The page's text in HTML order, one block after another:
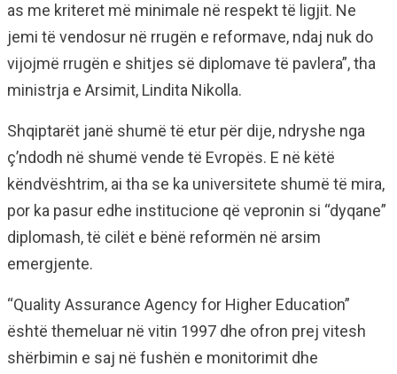
as me kriteret më minimale në respekt të ligjit. Ne
jemi të vendosur në rrugën e reformave, ndaj nuk do
vijojmë rrugën e shitjes së diplomave të pavlera”, tha
ministrja e Arsimit, Lindita Nikolla.
Shqiptarët janë shumë të etur për dije, ndryshe nga
ç’ndodh në shumë vende të Evropës. E në këtë
këndvështrim, ai tha se ka universitete shumë të mira,
por ka pasur edhe institucione që vepronin si “dyqane”
diplomash, të cilët e bënë reformën në arsim
emergjente.
“Quality Assurance Agency for Higher Education”
është themeluar në vitin 1997 dhe ofron prej vitesh
shërbimin e saj në fushën e monitorimit dhe